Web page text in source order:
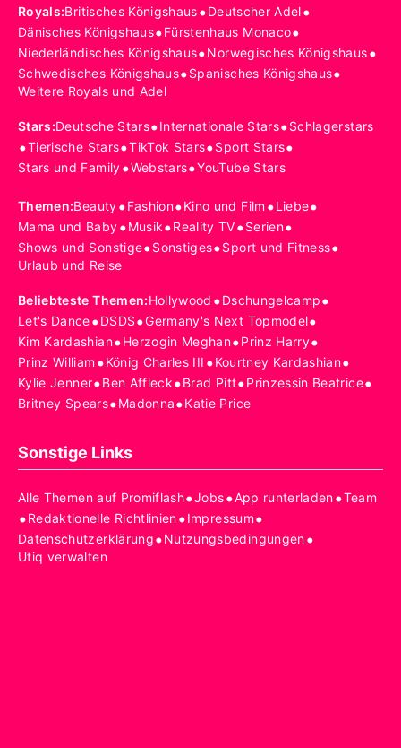
Royals:Britisches Königshaus•Deutscher Adel•
Dänisches Königshaus•Fürstenhaus Monaco•
Niederländisches Königshaus•Norwegisches Königshaus•
Schwedisches Königshaus•Spanisches Königshaus•
Weitere Royals und Adel
Stars:Deutsche Stars•Internationale Stars•Schlagerstars
•Tierische Stars•TikTok Stars•Sport Stars•
Stars und Family•Webstars•YouTube Stars
Themen:Beauty•Fashion•Kino und Film •Liebe•
Mama und Baby•Musik•Reality TV•Serien•
Shows und Sonstige•Sonstiges•Sport und Fitness•
Urlaub und Reise
Beliebteste Themen:Hollywood •Dschungelcamp•
Let's Dance•DSDS•Germany's Next Topmodel•
Kim Kardashian•Herzogin Meghan•Prinz Harry•
Prinz William •König Charles III •Kourtney Kardashian•
Kylie Jenner•Ben Affleck•Brad Pitt•Prinzessin Beatrice•
Britney Spears•Madonna•Katie Price
Sonstige Links
Alle Themen auf Promiflash•Jobs•App runterladen•Team
•Redaktionelle Richtlinien•Impressum•
Datenschutzerklärung•Nutzungsbedingungen•
Utiq verwalten